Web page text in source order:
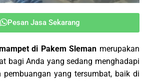
Pesan Jasa Sekarang
di Pakem Sleman merupakan
bagi Anda yang sedang menghadapi
pembuangan yang tersumbat, baik di